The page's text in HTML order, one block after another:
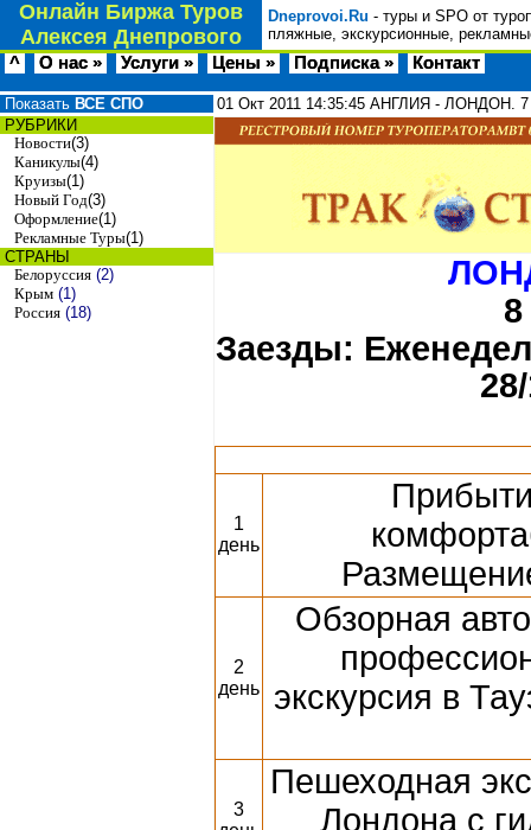
Онлайн Биржа Туров
Алексея Днепрового
Dneprovoi.Ru - туры и SPO от
пляжные, экскурсионные,
^ О нас » Услуги » Цены » Подписка » Контакт
Показать ВСЕ СПО
РУБРИКИ
Новости(3)
Каникулы(4)
Круизы(1)
Новый Год(3)
Оформление(1)
Рекламные Туры(1)
СТРАНЫ
Белоруссия (2)
Крым (1)
Россия (18)
01 Окт 2011 14:35:45 АНГЛИЯ - ЛОНДОН. 7
Заезды:
1
день
2
день
Обзорная
экскурсия в
3
Пешеходная
Лондона с